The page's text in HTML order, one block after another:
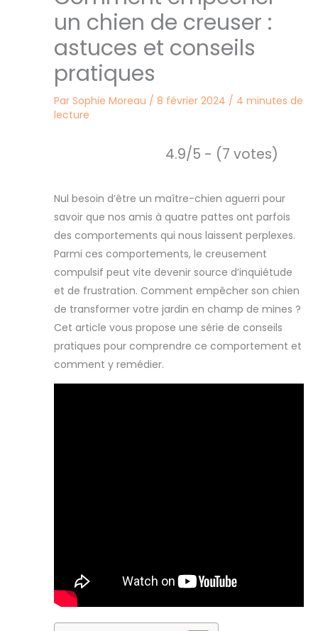
un chien de creuser :
astuces et conseils
pratiques
Par Sophie Moreau / 8 février 2024 / 4 minutes de
lecture
4.9/5 - (7 votes)
Nul besoin d’être un maître-chien aguerri pour
savoir que nos amis à quatre pattes ont parfois
des comportements qui nous laissent perplexes.
Parmi ces comportements, le creusement
compulsif peut vite devenir source d’inquiétude
et de frustration. Comment empêcher son chien
de transformer votre jardin en champ de mines ?
Cet article vous propose une série de conseils
pratiques pour comprendre ce comportement et
comment y remédier.